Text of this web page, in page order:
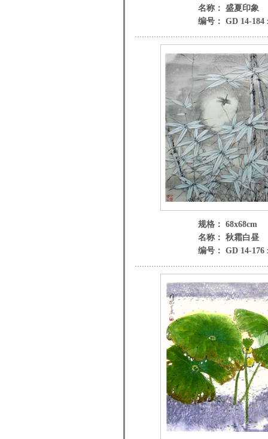
名称： 盛夏印象
编号： GD 14-184
规格： 68x68cm
名称： 秋霜白昼
编号： GD 14-176